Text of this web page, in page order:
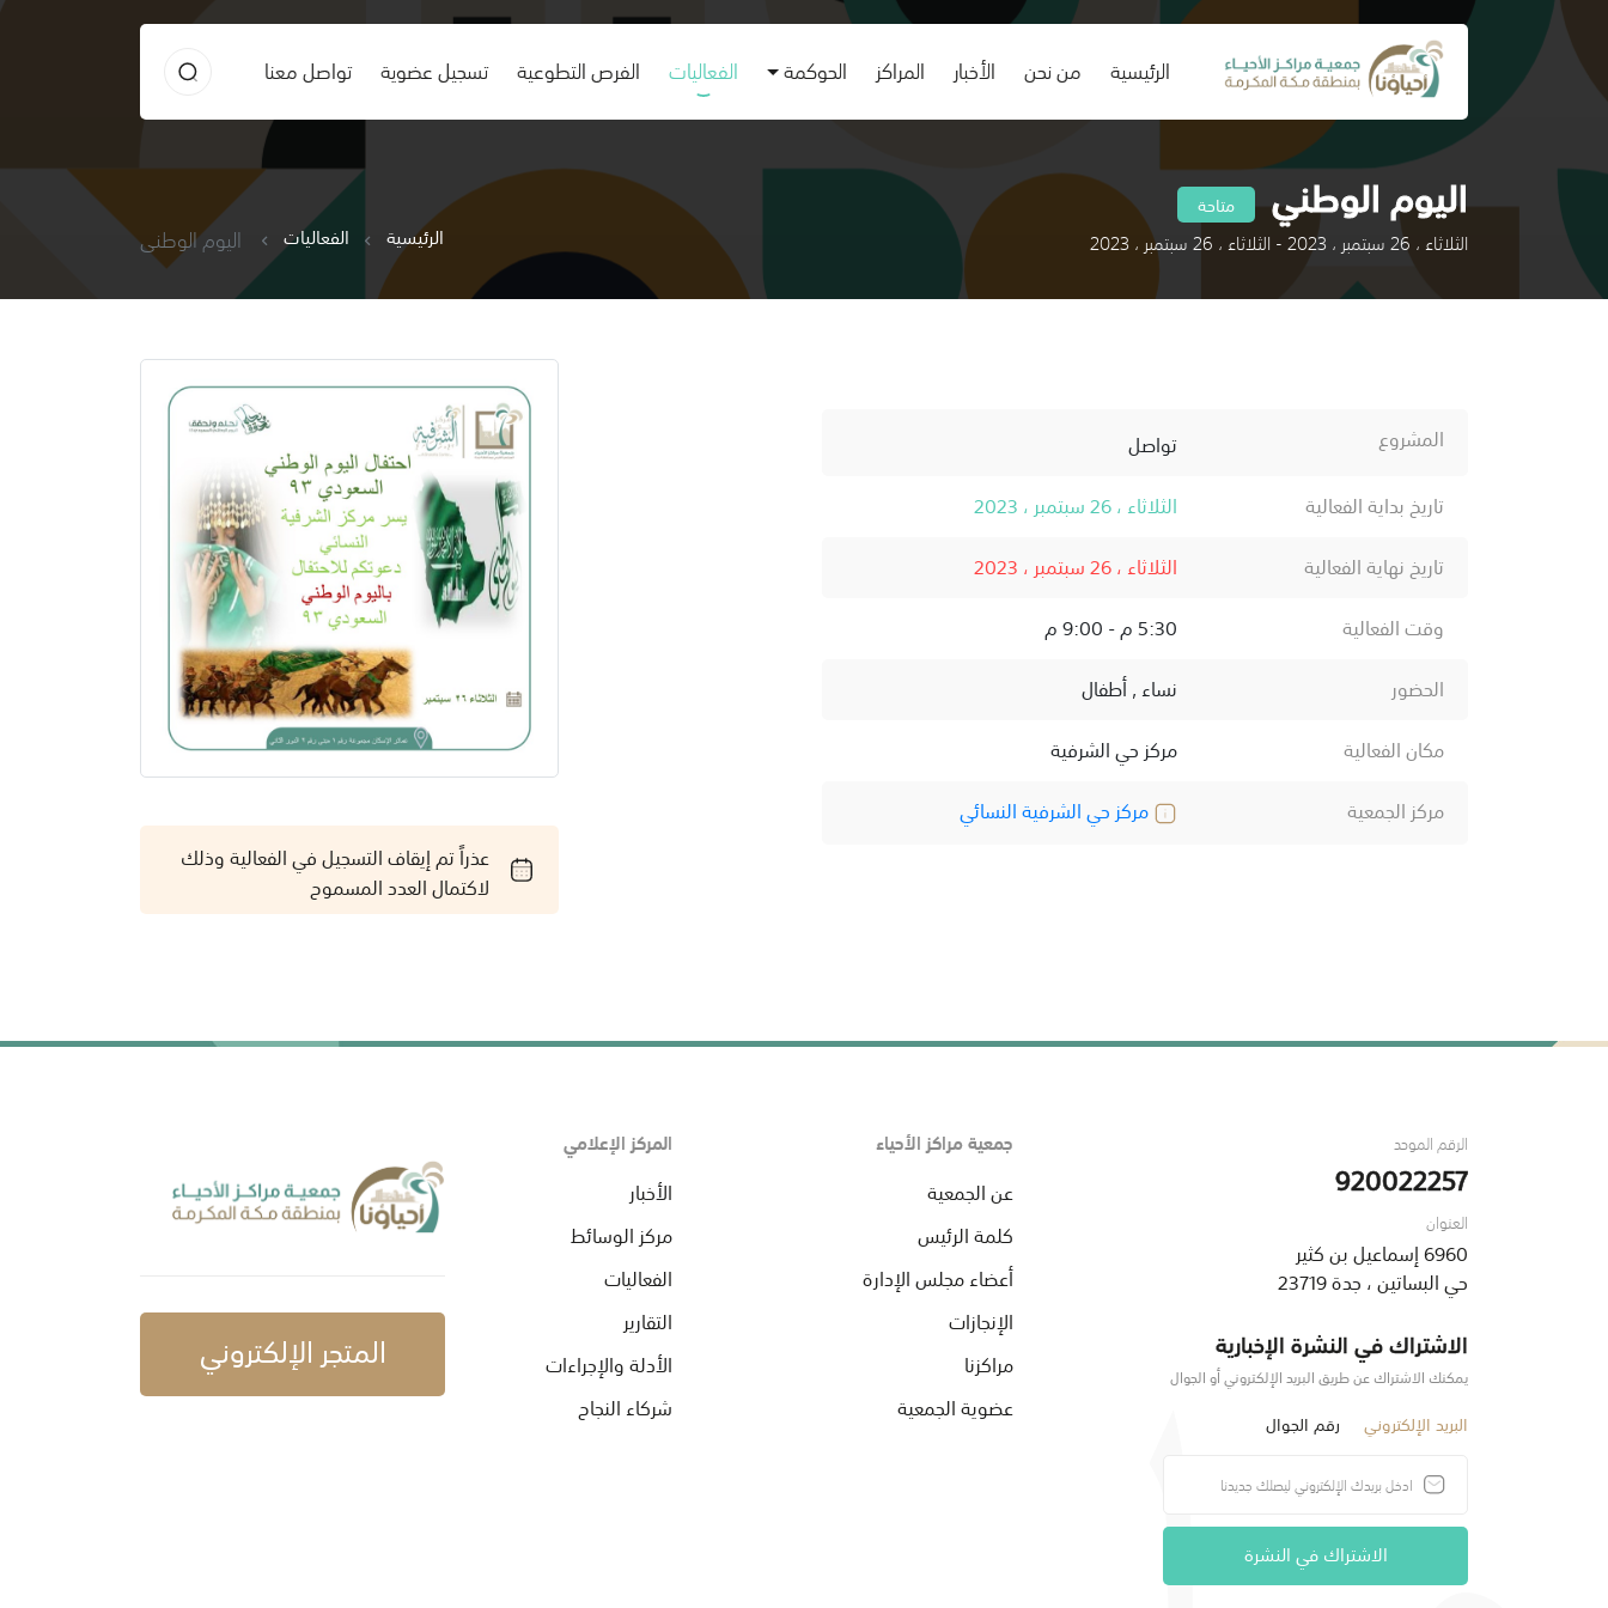
الرئيسية
(current) من نحن الأخبار المراكز الحوكمة الفعاليات الفرص التطوعية تسجيل عضوية تواصل معنا
اليوم الوطني متاحة
الثلاثاء ، 26 سبتمبر ، 2023 - الثلاثاء ، 26 سبتمبر ، 2023 الرئيسية الفعاليات اليوم الوطني
المشروع
تواصل
تاريخ بداية الفعالية
الثلاثاء ، 26 سبتمبر ، 2023
تاريخ نهاية الفعالية
الثلاثاء ، 26 سبتمبر ، 2023
وقت الفعالية
5:30 م - 9:00 م
الحضور
نساء , أطفال
مكان الفعالية
مركز حي الشرفية
مركز الجمعية
مركز حي الشرفية النسائي
عذراً تم إيقاف التسجيل في الفعالية وذلك
لاكتمال العدد المسموح
الرقم الموحد
920022257
العنوان
6960 إسماعيل بن كثير
حي البساتين ، جدة 23719
الاشتراك في النشرة الإخبارية
يمكنك الاشتراك عن طريق البريد الإلكتروني أو الجوال
البريد الإلكتروني رقم الجوال
الاشتراك في النشرة
جمعية مراكز الأحياء
عن الجمعية
كلمة الرئيس
أعضاء مجلس الإدارة
الإنجازات
مراكزنا
عضوية الجمعية
المركز الإعلامي
الأخبار
مركز الوسائط
الفعاليات
التقارير
الأدلة والإجراءات
شركاء النجاح
المتجر الإلكتروني